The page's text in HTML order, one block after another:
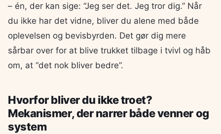
– én, der kan sige: “Jeg ser det. Jeg tror dig.” Når
du ikke har det vidne, bliver du alene med både
oplevelsen og bevisbyrden. Det gør dig mere
sårbar over for at blive trukket tilbage i tvivl og håb
om, at “det nok bliver bedre”.
Hvorfor bliver du ikke troet?
Mekanismer, der narrer både venner og
system